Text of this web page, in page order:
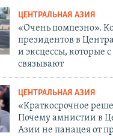
ЦЕНТРАЛЬНАЯ АЗИЯ
«Очень помпезно».
президентов в
и эксцессы, которые
связывают
ЦЕНТРАЛЬНАЯ АЗИЯ
«Краткосрочное
Почему амнистии в
Азии не панацея от